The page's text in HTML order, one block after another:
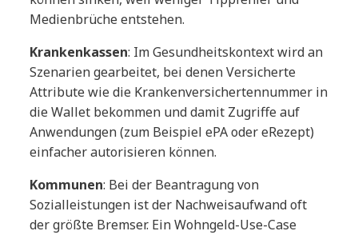
Medienbrüche entstehen.
Krankenkassen: Im Gesundheitskontext wird an
Szenarien gearbeitet, bei denen Versicherte
Attribute wie die Krankenversichertennummer in
die Wallet bekommen und damit Zugriffe auf
Anwendungen (zum Beispiel ePA oder eRezept)
einfacher autorisieren können.
Kommunen: Bei der Beantragung von
Sozialleistungen ist der Nachweisaufwand oft
der größte Bremser. Ein Wohngeld-Use-Case